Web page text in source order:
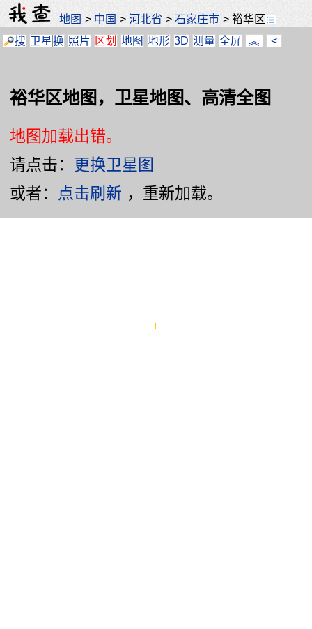
地图 > 中国 >河北省 >石家庄市 >裕华区
搜 卫星换 照片 区划 地图 地形 3D 测量 全屏 ︽ <
裕华区地图，卫星地图、高清全图
地图加载出错。
请点击： 更换卫星图
或者： 点击刷新 ，重新加载。